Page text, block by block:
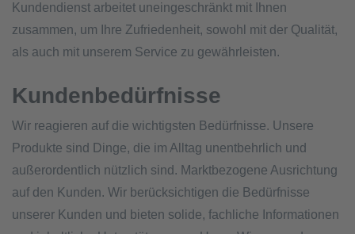
Kundendienst arbeitet uneingeschränkt mit Ihnen
zusammen, um Ihre Zufriedenheit, sowohl mit der Qualität,
als auch mit unserem Service zu gewährleisten.
Kundenbedürfnisse
Wir reagieren auf die wichtigsten Bedürfnisse. Unsere
Produkte sind Dinge, die im Alltag unentbehrlich und
außerordentlich nützlich sind. Marktbezogene Ausrichtung
auf den Kunden. Wir berücksichtigen die Bedürfnisse
unserer Kunden und bieten solide, fachliche Informationen